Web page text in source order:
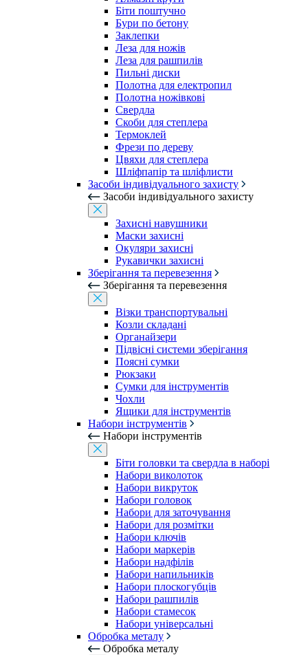
Біти поштучно
Бури по бетону
Заклепки
Леза для ножів
Леза для рашпилів
Пильні диски
Полотна для електропил
Полотна ножівкові
Свердла
Скоби для степлера
Термоклей
Фрези по дереву
Цвяхи для степлера
Шліфпапір та шліфлисти
Засоби індивідуального захисту
Засоби індивідуального захисту
Захисні навушники
Маски захисні
Окуляри захисні
Рукавички захисні
Зберігання та перевезення
Зберігання та перевезення
Візки транспортувальні
Козли складані
Органайзери
Підвісні системи зберігання
Поясні сумки
Рюкзаки
Сумки для інструментів
Чохли
Ящики для інструментів
Набори інструментів
Набори інструментів
Біти головки та свердла в наборі
Набори виколоток
Набори викруток
Набори головок
Набори для заточування
Набори для розмітки
Набори ключів
Набори маркерів
Набори надфілів
Набори напильників
Набори плоскогубців
Набори рашпилів
Набори стамесок
Набори універсальні
Обробка металу
Обробка металу